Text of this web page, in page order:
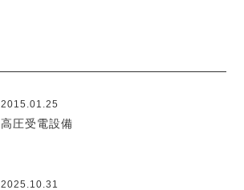
2015.01.25
高圧受電設備
2025.10.31